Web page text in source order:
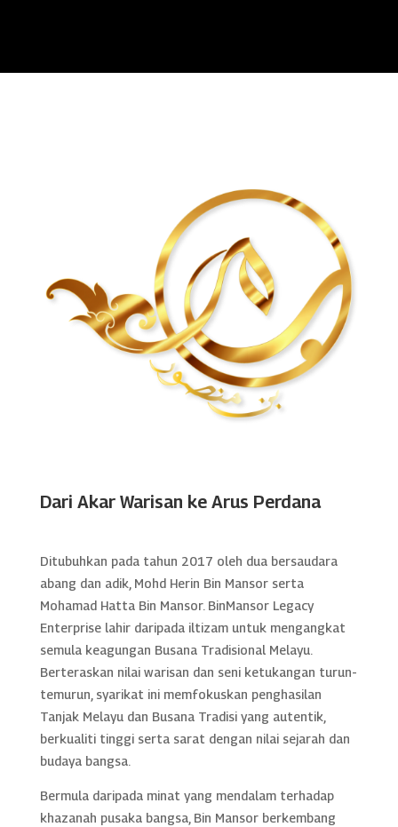
Dari Akar Warisan ke Arus Perdana
Ditubuhkan pada tahun 2017 oleh dua bersaudara
abang dan adik, Mohd Herin Bin Mansor serta
Mohamad Hatta Bin Mansor. BinMansor Legacy
Enterprise lahir daripada iltizam untuk mengangkat
semula keagungan Busana Tradisional Melayu.
Berteraskan nilai warisan dan seni ketukangan turun-
temurun, syarikat ini memfokuskan penghasilan
Tanjak Melayu dan Busana Tradisi yang autentik,
berkualiti tinggi serta sarat dengan nilai sejarah dan
budaya bangsa.
Bermula daripada minat yang mendalam terhadap
khazanah pusaka bangsa, Bin Mansor berkembang